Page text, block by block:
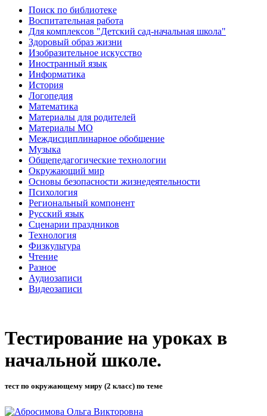
Поиск по библиотеке
Воспитательная работа
Для комплексов "Детский сад-начальная школа"
Здоровый образ жизни
Изобразительное искусство
Иностранный язык
Информатика
История
Логопедия
Математика
Материалы для родителей
Материалы МО
Междисциплинарное обобщение
Музыка
Общепедагогические технологии
Окружающий мир
Основы безопасности жизнедеятельности
Психология
Региональный компонент
Русский язык
Сценарии праздников
Технология
Физкультура
Чтение
Разное
Аудиозаписи
Видеозаписи
Тестирование на уроках в
начальной школе.
тест по окружающему миру (2 класс) по теме